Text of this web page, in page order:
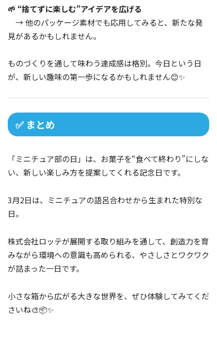
🌱 “捨てずに楽しむ”アイデアを広げる
→ 他のパッケージ素材でも応用してみると、新たな発
見があるかもしれません。
ものづくりを通して味わう達成感は格別。今日という日
が、新しい趣味の第一歩になるかもしれません😊✨
✅ まとめ
「ミニチュア部の日」は、お菓子を“食べて終わり”にしな
い、新しい楽しみ方を提案してくれる記念日です。
3月2日は、ミニチュアの語呂合わせから生まれた特別な
日。
株式会社ロッテが展開する取り組みを通して、創造力を育
みながら環境への意識も高められる、やさしさとワクワク
が詰まった一日です。
小さな箱から広がる大きな世界を、ぜひ体験してみてくだ
さいね🎨📦✨